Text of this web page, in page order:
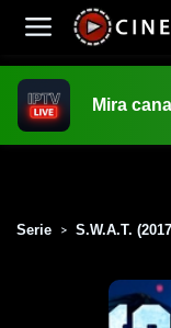
Mira
Serie > S.W.A.T.